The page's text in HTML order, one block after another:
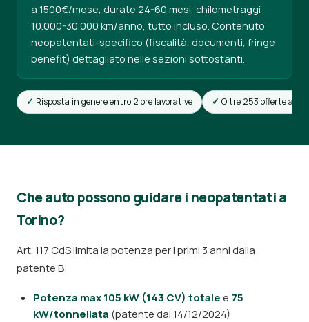
a 1500€/mese, durate 24-60 mesi, chilometraggi
10.000-30.000 km/anno, tutto incluso. Contenuto
neopatentati-specifico (fiscalità, documenti, fringe
benefit) dettagliato nelle sezioni sottostanti.
Risposta in genere entro 2 ore lavorative Oltre 253 offerte attive
Che auto possono guidare i neopatentati a
Torino?
Art. 117 CdS limita la potenza per i primi 3 anni dalla
patente B:
Potenza max 105 kW (143 CV) totalee 75
kW/tonnellata (patente dal 14/12/2024)